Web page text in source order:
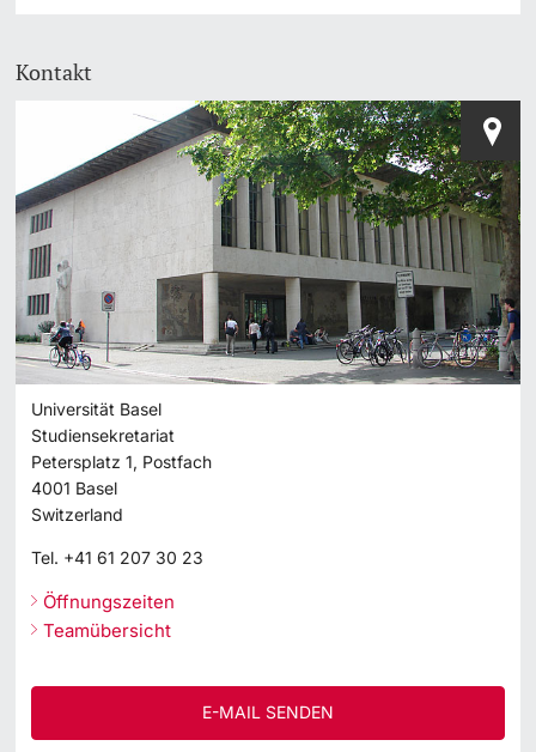
Kontakt
Universität Basel
Studiensekretariat
Petersplatz 1, Postfach
4001 Basel
Switzerland
Tel. +41 61 207 30 23
Öffnungszeiten
Teamübersicht
E-MAIL SENDEN